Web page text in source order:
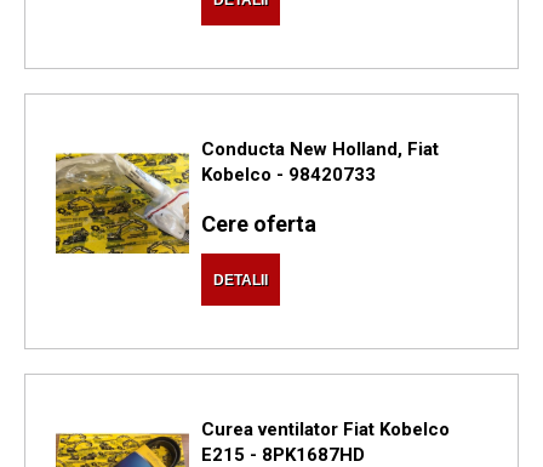
Conducta New Holland, Fiat
Kobelco - 98420733
Cere oferta
DETALII
Curea ventilator Fiat Kobelco
E215 - 8PK1687HD